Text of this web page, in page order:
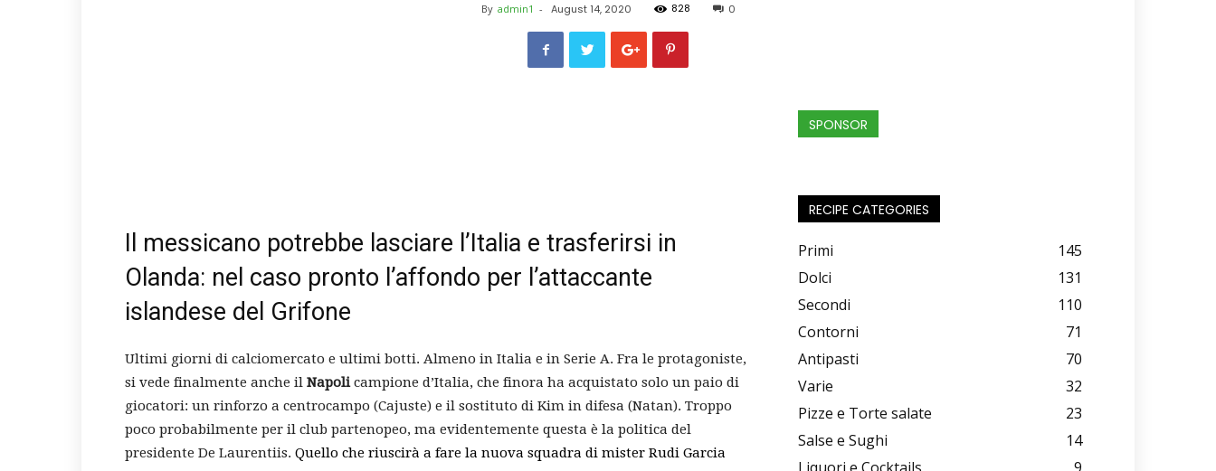
Zero
By admin1 - August 14, 2020 828 0
Il messicano potrebbe lasciare l’Italia e trasferirsi in
Olanda: nel caso pronto l’affondo per l’attaccante
islandese del Grifone
Ultimi giorni di calciomercato e ultimi botti. Almeno in Italia e in Serie A. Fra le protagoniste,
si vede finalmente anche il Napolicampione d’Italia, che finora ha acquistato solo un paio di
giocatori: un rinforzo a centrocampo (Cajuste) e il sostituto di Kim in difesa (Natan). Troppo
poco probabilmente per il club partenopeo, ma evidentemente questa è la politica del
presidente De Laurentiis. Quello che riuscirà a fare la nuova squadra di mister Rudi Garcia
SPONSOR
RECIPE CATEGORIES
Primi
145
Dolci
131
Secondi
110
Contorni
71
Antipasti
70
Varie
32
Pizze e Torte salate
23
Salse e Sughi
14